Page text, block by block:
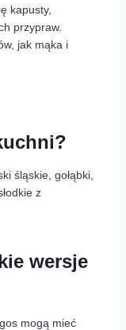
kapusty,
przypraw.
jak mąka i
śląskie, gołąbki,
z
wersje
mogą mieć